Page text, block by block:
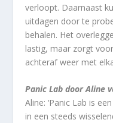
verloopt. Daarnaast
uitdagen door te
behalen. Het
lastig, maar zorgt
achteraf weer met
Panic Lab door Aline
Aline: ‘Panic Lab is
in een steeds